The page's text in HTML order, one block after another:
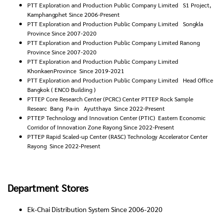
PTT Exploration and Production Public Company Limited S1 Project,
Kamphangphet Since 2006-Present
PTT Exploration and Production Public Company Limited Songkla
Province Since 2007-2020
PTT Exploration and Production Public Company Limited Ranong
Province Since 2007-2020
PTT Exploration and Production Public Company Limited
KhonkaenProvince Since 2019-2021
PTT Exploration and Production Public Company Limited Head Office
Bangkok ( ENCO Building )
PTTEP Core Research Center (PCRC) Center PTTEP Rock Sample
Researc Bang Pa-in Ayutthaya Since 2022-Present
PTTEP Technology and Innovation Center (PTIC) Eastern Economic
Corridor of Innovation Zone Rayong Since 2022-Present
PTTEP Rapid Scaled-up Center (RASC) Technology Accelerator Center
Rayong Since 2022-Present
Department Stores
Ek-Chai Distribution System Since 2006-2020